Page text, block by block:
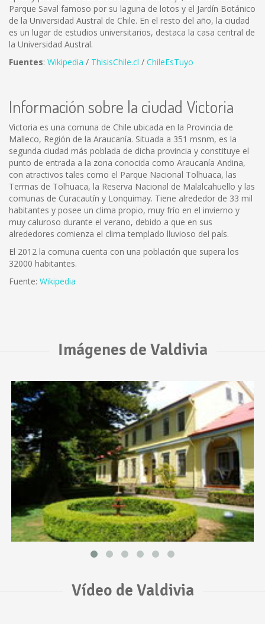
Parque Saval famoso por su laguna de lotos y el Jardín Botánico
de la Universidad Austral de Chile. En el resto del año, la ciudad
es un lugar de estudios universitarios, destaca la casa central de
la Universidad Austral.
Fuentes: Wikipedia / ThisisChile.cl / ChileEsTuyo
Información sobre la ciudad Victoria
Victoria es una comuna de Chile ubicada en la Provincia de
Malleco, Región de la Araucanía. Situada a 351 msnm, es la
segunda ciudad más poblada de dicha provincia y constituye el
punto de entrada a la zona conocida como Araucanía Andina,
con atractivos tales como el Parque Nacional Tolhuaca, las
Termas de Tolhuaca, la Reserva Nacional de Malalcahuello y las
comunas de Curacautín y Lonquimay. Tiene alrededor de 33 mil
habitantes y posee un clima propio, muy frío en el invierno y
muy caluroso durante el verano, debido a que en sus
alrededores comienza el clima templado lluvioso del país.
El 2012 la comuna cuenta con una población que supera los
32000 habitantes.
Fuente: Wikipedia
Imágenes de Valdivia
Vídeo de Valdivia